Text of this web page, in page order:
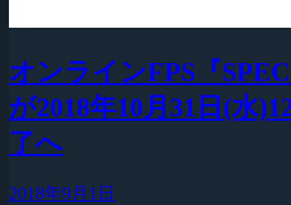
オンラインFPS『
が2018年10月31日(水
了へ
2018年9月1日